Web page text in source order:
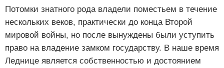
Потомки знатного рода владели поместьем в течение
нескольких веков, практически до конца Второй
мировой войны, но после вынуждены были уступить
право на владение замком государству. В наше время
Леднице является собственностью и достоянием